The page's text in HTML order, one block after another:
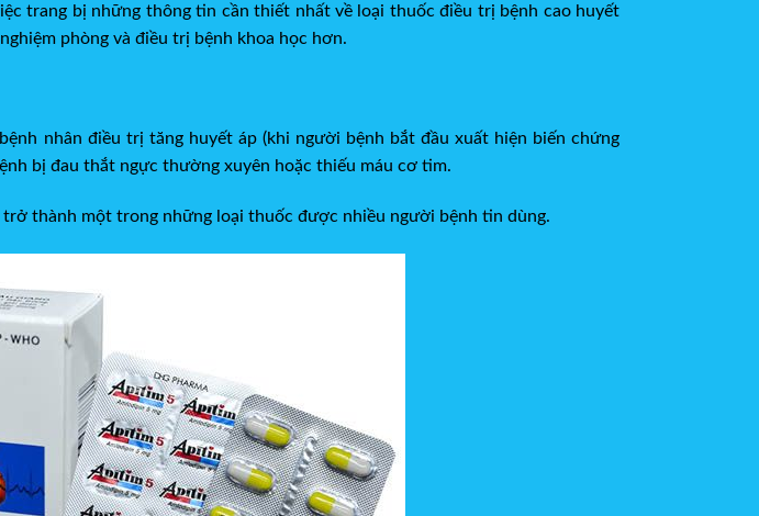
trang bị những thông tin cần thiết nhất về loại thuốc điều trị bệnh cao huyết
phòng và điều trị bệnh khoa học hơn.
nhân điều trị tăng huyết áp (khi người bệnh bắt đầu xuất hiện biến chứng
bị đau thắt ngực thường xuyên hoặc thiếu máu cơ tim.
thành một trong những loại thuốc được nhiều người bệnh tin dùng.